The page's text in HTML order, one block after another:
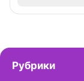
Рубрики